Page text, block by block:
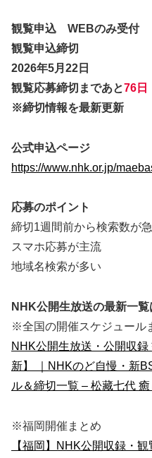
観覧申込 WEBのみ受付
観覧申込締切
2026年5月22日
観覧応募締切まであと76日
※締切情報を最新更新
公式申込ページ
https://www.nhk.or.jp/
応募のポイント
締切1週間前から検索数が
スマホ応募が主流
地域名検索が多い
NHK公開生放送の最新一覧
※全国の開催スケジュール
NHK公開生放送・公開収
新】 ｜NHKのど自慢・新
ル＆締切一覧 – 松藏七代
※福岡開催まとめ
【福岡】NHK公開収録・